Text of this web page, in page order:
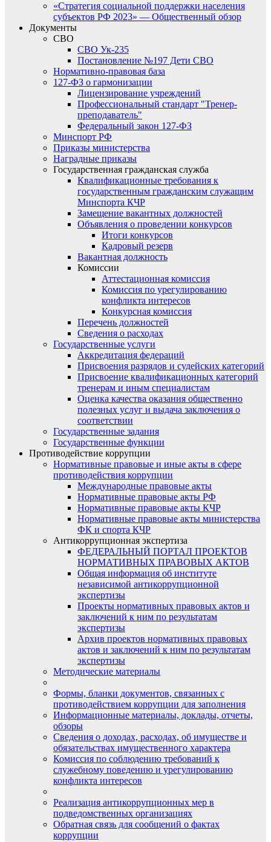
«Стратегия социальной поддержки населения
субъектов РФ 2023» — Общественный обзор
Документы
СВО
СВО Ук-235
Постановление №197 Дети СВО
Нормативно-правовая база
127-ФЗ о гармонизации
Лицензирование учреждений
Профессиональный стандарт "Тренер-
преподаватель"
Федеральный закон 127-ФЗ
Минспорт РФ
Приказы министерства
Наградные приказы
Государственная гражданская служба
Квалификационные требования к
государственным гражданским служащим
Минспорта КЧР
Замещение вакантных должностей
Объявления о проведении конкурсов
Итоги конкурсов
Кадровый резерв
Вакантная должность
Комиссии
Аттестационная комиссия
Комиссия по урегулированию
конфликта интересов
Конкурсная комиссия
Перечень должностей
Сведения о расходах
Государственные услуги
Аккредитация федераций
Присвоения разрядов и судейских категорий
Присвоение квалификационных категорий
тренерам и иным специалистам
Оценка качества оказания общественно
полезных услуг и выдача заключения о
соответствии
Государственные задания
Государственные функции
Противодействие коррупции
Нормативные правовые и иные акты в сфере
противодействия коррупции
Международные правовые акты
Нормативные правовые акты РФ
Нормативные правовые акты КЧР
Нормативные правовые акты министерства
ФК и спорта КЧР
Антикоррупционная экспертиза
ФЕДЕРАЛЬНЫЙ ПОРТАЛ ПРОЕКТОВ
НОРМАТИВНЫХ ПРАВОВЫХ АКТОВ
Общая информация об институте
независимой антикоррупционной
экспертизы
Проекты нормативных правовых актов и
заключений к ним по результатам
экспертизы
Архив проектов нормативных правовых
актов и заключений к ним по результатам
экспертизы
Методические материалы
Формы, бланки документов, связанных с
противодействием коррупции для заполнения
Информационные материалы, доклады, отчеты,
обзоры
Сведения о доходах, расходах, об имуществе и
обязательствах имущественного характера
Комиссия по соблюдению требований к
служебному поведению и урегулированию
конфликта интересов
Реализация антикоррупционных мер в
подведомственных организациях
Обратная связь для сообщений о фактах
коррупции